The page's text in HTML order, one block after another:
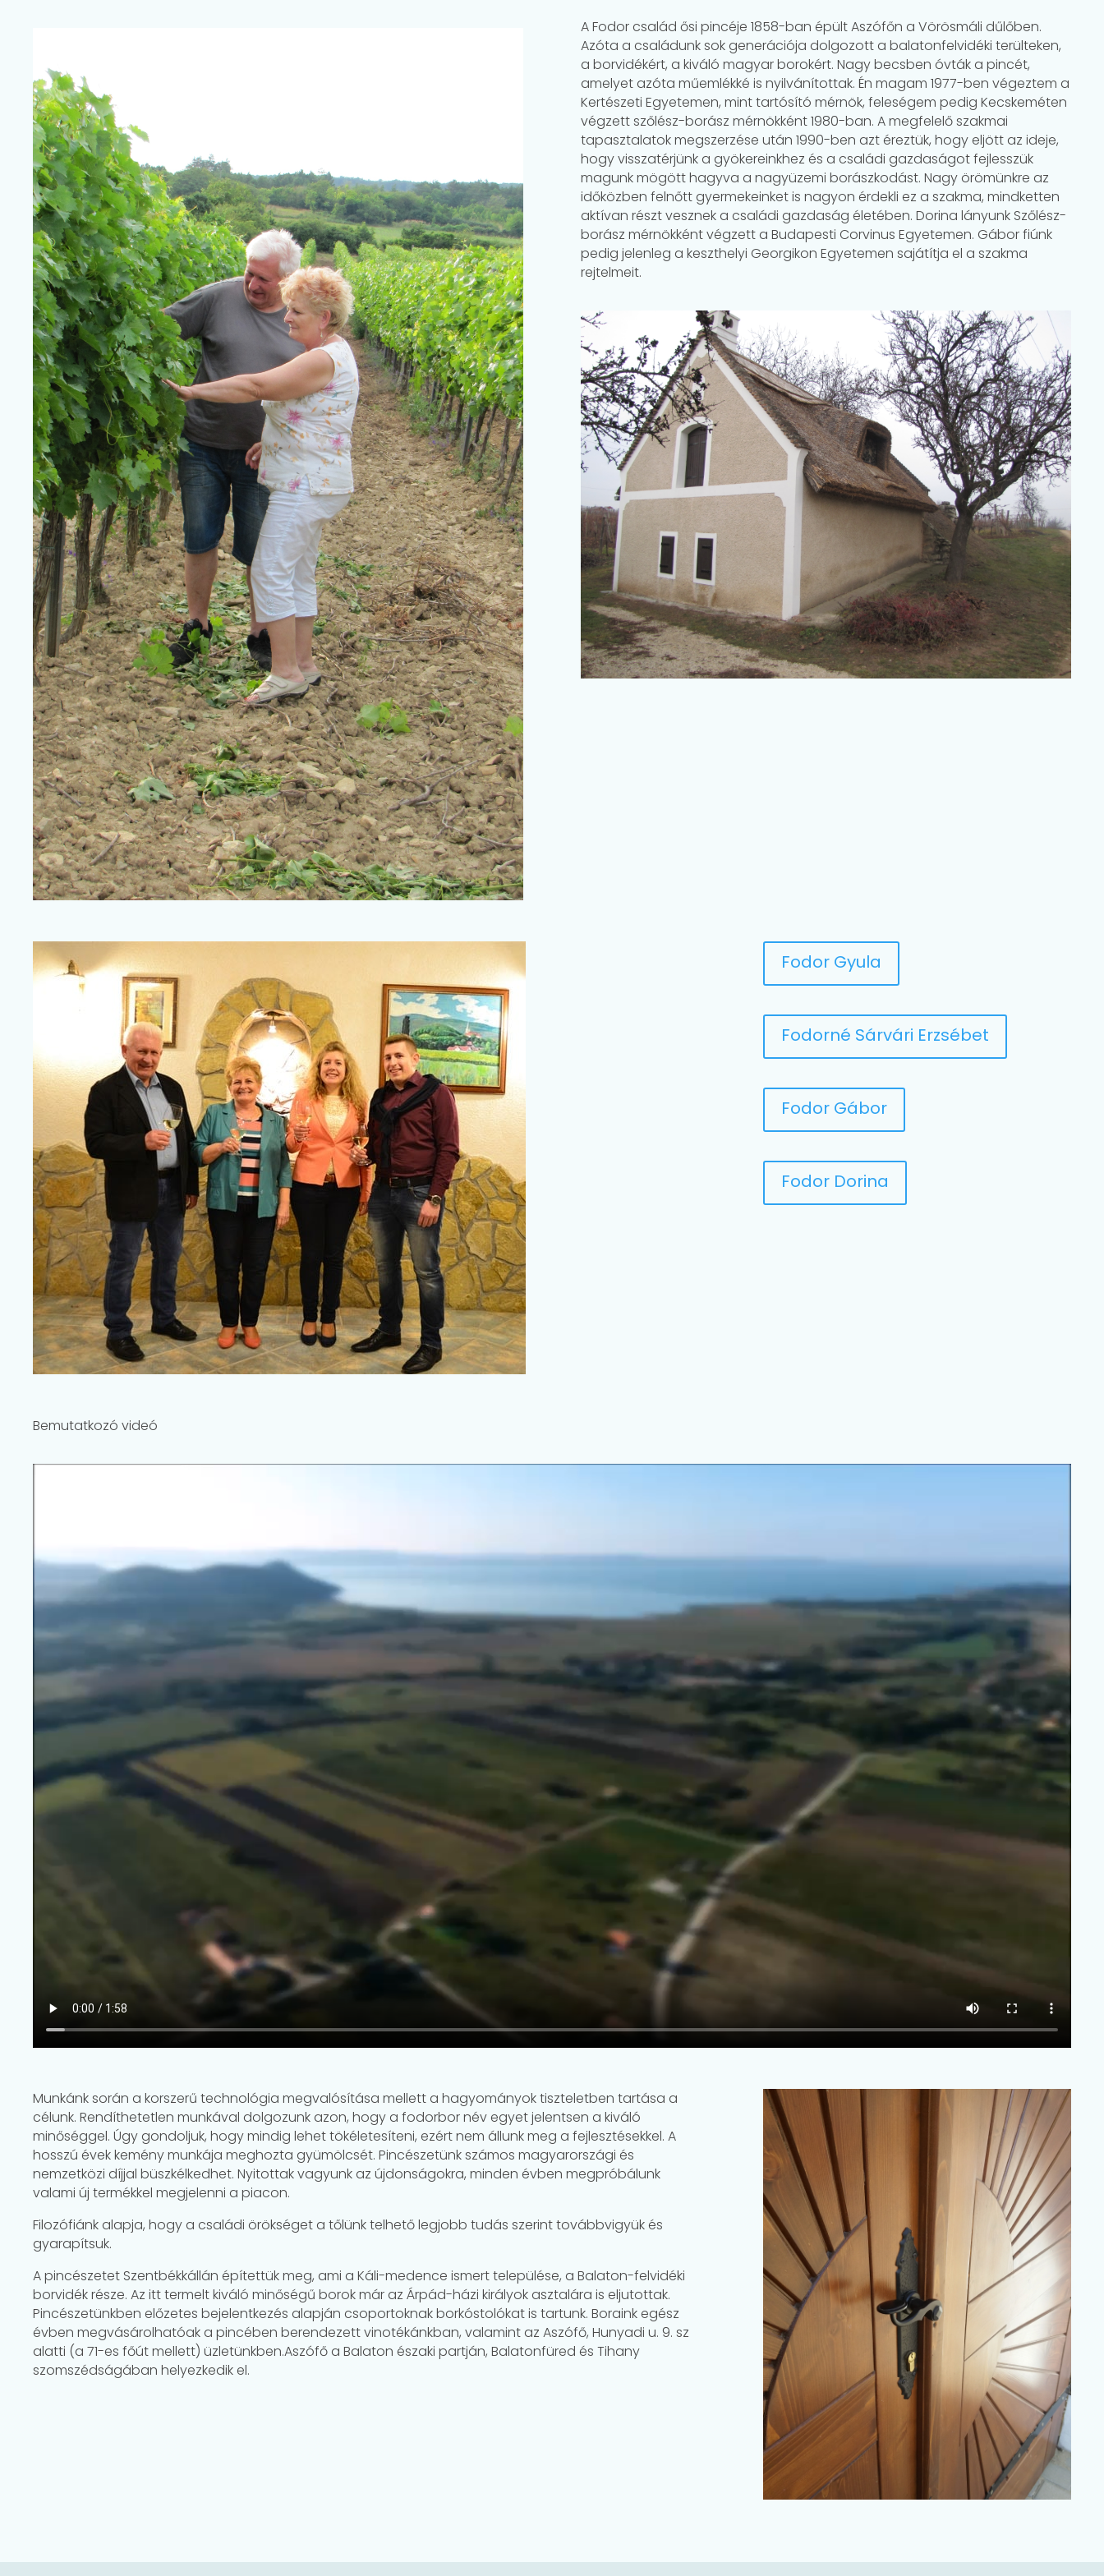
A Fodor család ősi pincéje 1858-ban épült Aszófőn a Vörösmáli dűlőben.
Azóta a családunk sok generációja dolgozott a balatonfelvidéki terülteken,
a borvidékért, a kiváló magyar borokért. Nagy becsben óvták a pincét,
amelyet azóta műemlékké is nyilvánítottak. Én magam 1977-ben végeztem a
Kertészeti Egyetemen, mint tartósító mérnök, feleségem pedig Kecskeméten
végzett szőlész-borász mérnökként 1980-ban. A megfelelő szakmai
tapasztalatok megszerzése után 1990-ben azt éreztük, hogy eljött az ideje,
hogy visszatérjünk a gyökereinkhez és a családi gazdaságot fejlesszük
magunk mögött hagyva a nagyüzemi borászkodást. Nagy örömünkre az
időközben felnőtt gyermekeinket is nagyon érdekli ez a szakma, mindketten
aktívan részt vesznek a családi gazdaság életében. Dorina lányunk Szőlész-
borász mérnökként végzett a Budapesti Corvinus Egyetemen. Gábor fiúnk
pedig jelenleg a keszthelyi Georgikon Egyetemen sajátítja el a szakma
rejtelmeit.
Fodor Gyula
Fodorné Sárvári Erzsébet
Fodor Gábor
Fodor Dorina
Bemutatkozó videó
Munkánk során a korszerű technológia megvalósítása mellett a hagyományok tiszteletben tartása a
célunk. Rendíthetetlen munkával dolgozunk azon, hogy a fodorbor név egyet jelentsen a kiváló
minőséggel. Úgy gondoljuk, hogy mindig lehet tökéletesíteni, ezért nem állunk meg a fejlesztésekkel. A
hosszú évek kemény munkája meghozta gyümölcsét. Pincészetünk számos magyarországi és
nemzetközi díjjal büszkélkedhet. Nyitottak vagyunk az újdonságokra, minden évben megpróbálunk
valami új termékkel megjelenni a piacon.
Filozófiánk alapja, hogy a családi örökséget a tőlünk telhető legjobb tudás szerint továbbvigyük és
gyarapítsuk.
A pincészetet Szentbékkállán építettük meg, ami a Káli-medence ismert települése, a Balaton-felvidéki
borvidék része. Az itt termelt kiváló minőségű borok már az Árpád-házi királyok asztalára is eljutottak.
Pincészetünkben előzetes bejelentkezés alapján csoportoknak borkóstolókat is tartunk. Boraink egész
évben megvásárolhatóak a pincében berendezett vinotékánkban, valamint az Aszófő, Hunyadi u. 9. sz
alatti (a 71-es főút mellett) üzletünkben.Aszófő a Balaton északi partján, Balatonfüred és Tihany
szomszédságában helyezkedik el.